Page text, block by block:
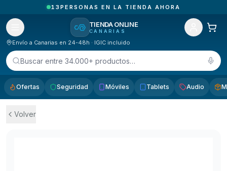
PEDIDOS RECIBIDOS HOY EN CANARIAS
TIENDA ONLINE
CANARIAS
Envío a Canarias en 24-48h · IGIC incluido
Buscar entre 34.000+ productos…
Ofertas Seguridad Móviles Tablets Audio
Volver